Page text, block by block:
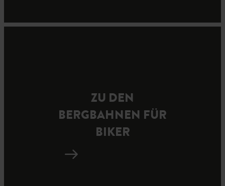
ZU DEN
BERGBAHNEN FÜR
BIKER